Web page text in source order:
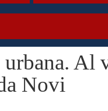
Al
Novi